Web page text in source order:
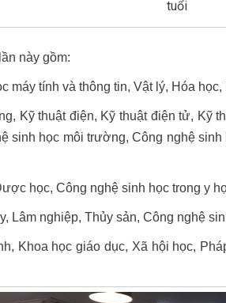
tuổi
này gồm:
máy tính và thông tin, Vật lý, Hóa
Kỹ thuật điện, Kỹ thuật điện tử, Kỹ
sinh học môi trường, Công nghệ
học, Công nghệ sinh học trong y
Lâm nghiệp, Thủy sản, Công nghệ
Khoa học giáo dục, Xã hội học,